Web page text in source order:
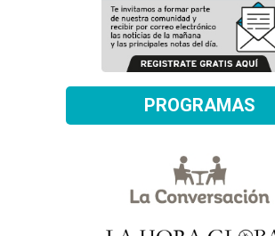
PROGRAMAS